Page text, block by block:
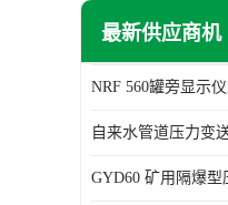
最新供应商机
NRF 560罐旁显示
GYD60 矿用隔爆型